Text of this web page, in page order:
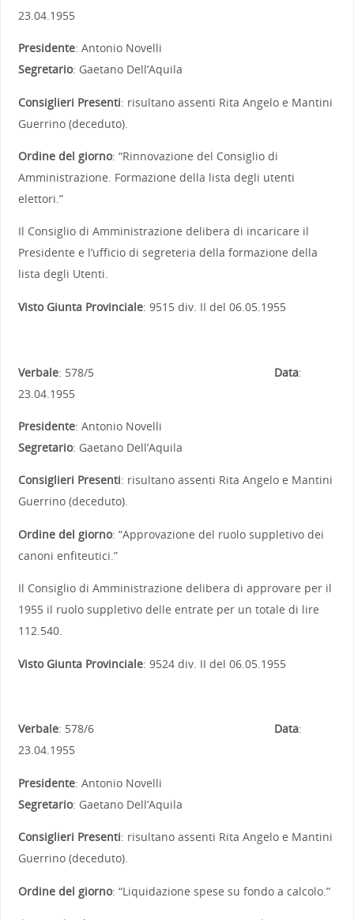
23.04.1955
Presidente: Antonio Novelli
Segretario: Gaetano Dell’Aquila
Consiglieri Presenti: risultano assenti Rita Angelo e Mantini
Guerrino (deceduto).
Ordine del giorno: “Rinnovazione del Consiglio di
Amministrazione. Formazione della lista degli utenti
elettori.”
Il Consiglio di Amministrazione delibera di incaricare il
Presidente e l’ufficio di segreteria della formazione della
lista degli Utenti.
Visto Giunta Provinciale: 9515 div. II del 06.05.1955
Verbale: 578/5 Data:
23.04.1955
Presidente: Antonio Novelli
Segretario: Gaetano Dell’Aquila
Consiglieri Presenti: risultano assenti Rita Angelo e Mantini
Guerrino (deceduto).
Ordine del giorno: “Approvazione del ruolo suppletivo dei
canoni enfiteutici.”
Il Consiglio di Amministrazione delibera di approvare per il
1955 il ruolo suppletivo delle entrate per un totale di lire
112.540.
Visto Giunta Provinciale: 9524 div. II del 06.05.1955
Verbale: 578/6 Data:
23.04.1955
Presidente: Antonio Novelli
Segretario: Gaetano Dell’Aquila
Consiglieri Presenti: risultano assenti Rita Angelo e Mantini
Guerrino (deceduto).
Ordine del giorno: “Liquidazione spese su fondo a calcolo.”